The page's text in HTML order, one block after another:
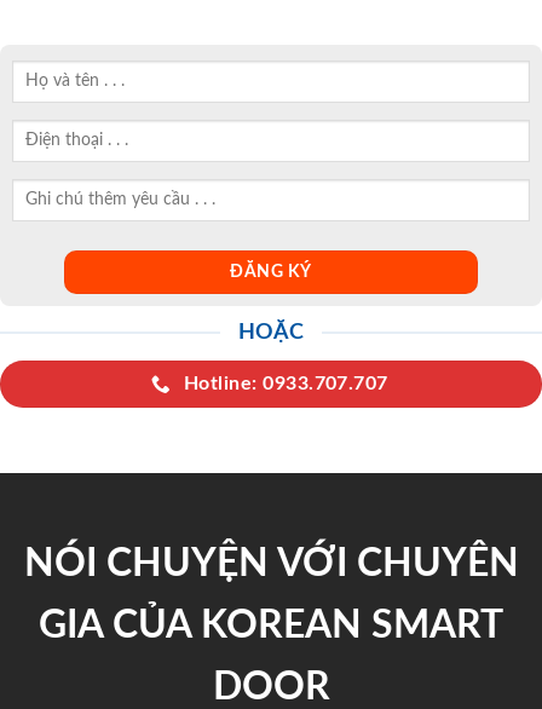
HOẶC
Hotline: 0933.707.707
NÓI CHUYỆN VỚI CHUYÊN
GIA CỦA KOREAN SMART
DOOR